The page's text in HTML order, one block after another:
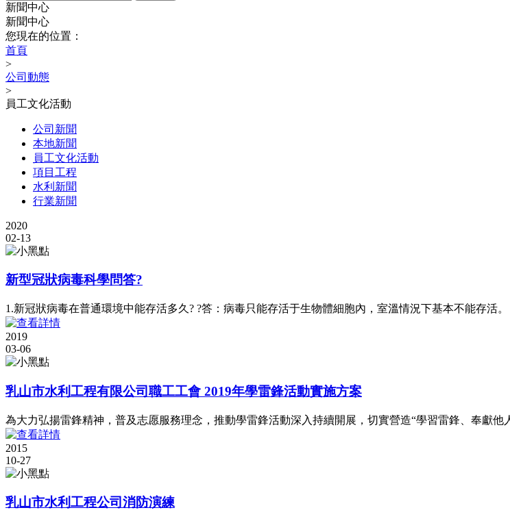
新聞中心
新聞中心
您現在的位置：
首頁
>
公司動態
>
員工文化活動
公司新聞
本地新聞
員工文化活動
項目工程
水利新聞
行業新聞
2020
02-13
新型冠狀病毒科學問答?
1.新冠狀病毒在普通環境中能存活多久? ?答：病毒只能存活于生物體細胞內，室溫情況下基本不能存活。
2019
03-06
乳山市水利工程有限公司職工工會 2019年學雷鋒活動實施方案
為大力弘揚雷鋒精神，普及志愿服務理念，推動學雷鋒活動深入持續開展，切實營造“學習雷鋒、奉獻
2015
10-27
乳山市水利工程公司消防演練